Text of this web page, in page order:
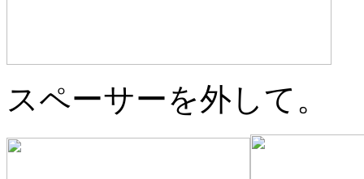
スペーサーを外して。